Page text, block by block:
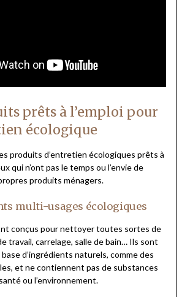
prêts à l’emploi pour
écologique
produits d’entretien écologiques prêts à
qui n’ont pas le temps ou l’envie de
produits ménagers.
multi-usages écologiques
conçus pour nettoyer toutes sortes de
travail, carrelage, salle de bain… Ils sont
d’ingrédients naturels, comme des
et ne contiennent pas de substances
ou l’environnement.